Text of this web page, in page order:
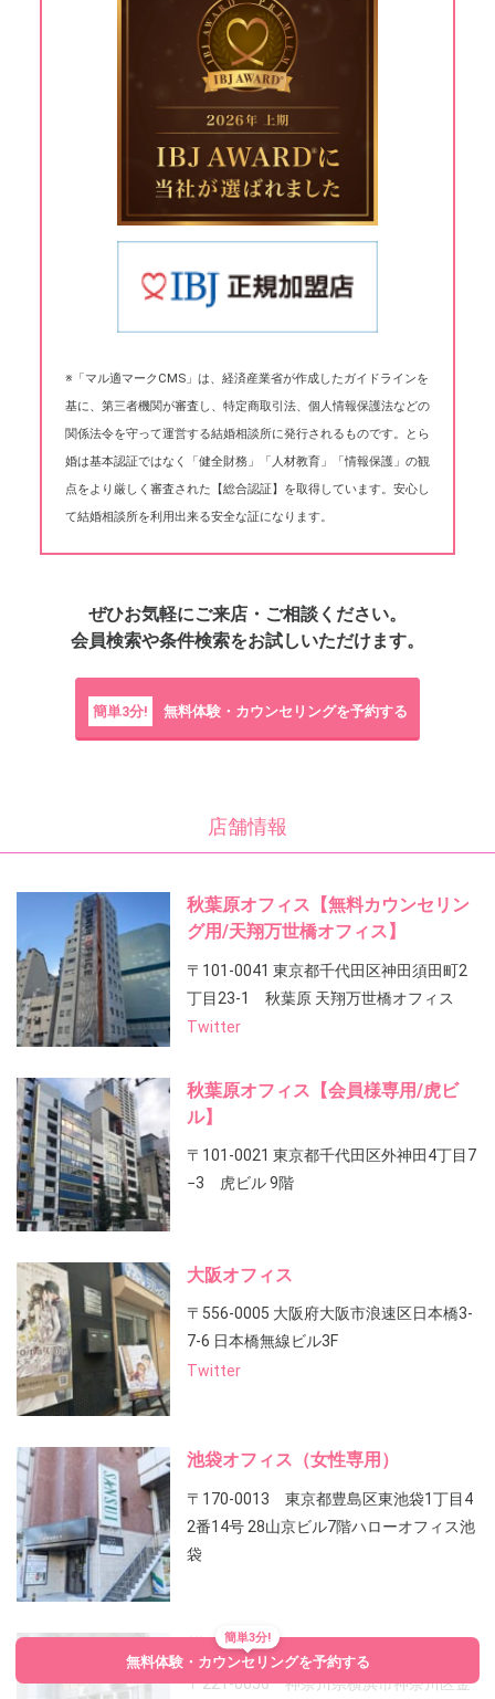
※「マル適マークCMS」は、経済産業省が作成したガイドラインを
基に、第三者機関が審査し、特定商取引法、個人情報保護法などの
関係法令を守って運営する結婚相談所に発行されるものです。とら
婚は基本認証ではなく「健全財務」「人材教育」「情報保護」の観
点をより厳しく審査された【総合認証】を取得しています。安心し
て結婚相談所を利用出来る安全な証になります。
ぜひお気軽にご来店・ご相談ください。
会員検索や条件検索をお試しいただけます。
簡単3分! 無料体験・カウンセリングを予約する
店舗情報
秋葉原オフィス【無料カウンセリン
グ用/天翔万世橋オフィス】
〒101-0041 東京都千代田区神田須田町2
丁目23-1 秋葉原 天翔万世橋オフィス
Twitter
秋葉原オフィス【会員様専用/虎ビ
ル】
〒101-0021 東京都千代田区外神田4丁目7
−3 虎ビル 9階
大阪オフィス
〒556-0005 大阪府大阪市浪速区日本橋3-
7-6 日本橋無線ビル3F
Twitter
池袋オフィス（女性専用）
〒170-0013 東京都豊島区東池袋1丁目4
2番14号 28山京ビル7階ハローオフィス池
袋
横浜オフィス
〒221-0056 神奈川県横浜市神奈川区金
簡単3分!
無料体験・カウンセリングを予約する